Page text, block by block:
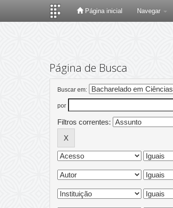
Página inicial Navegar
Página de Busca
Buscar em:
por
Filtros correntes: